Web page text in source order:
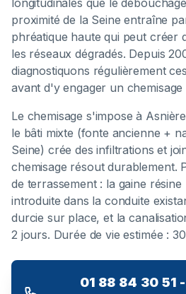
longitudinales que le
proximité de la Seine entraîne
phréatique haute qui peut créer
les réseaux dégradés. Depuis
diagnostiquons régulièrement
avant d'y engager un chemisage
Le chemisage s'impose à
le bâti mixte (fonte ancienne +
Seine) crée des infiltrations et
chemisage résout durablement.
de terrassement : la gaine
introduite dans la conduite
durcie sur place, et la
2 jours. Durée de vie estimée :
01 88 84 30 51